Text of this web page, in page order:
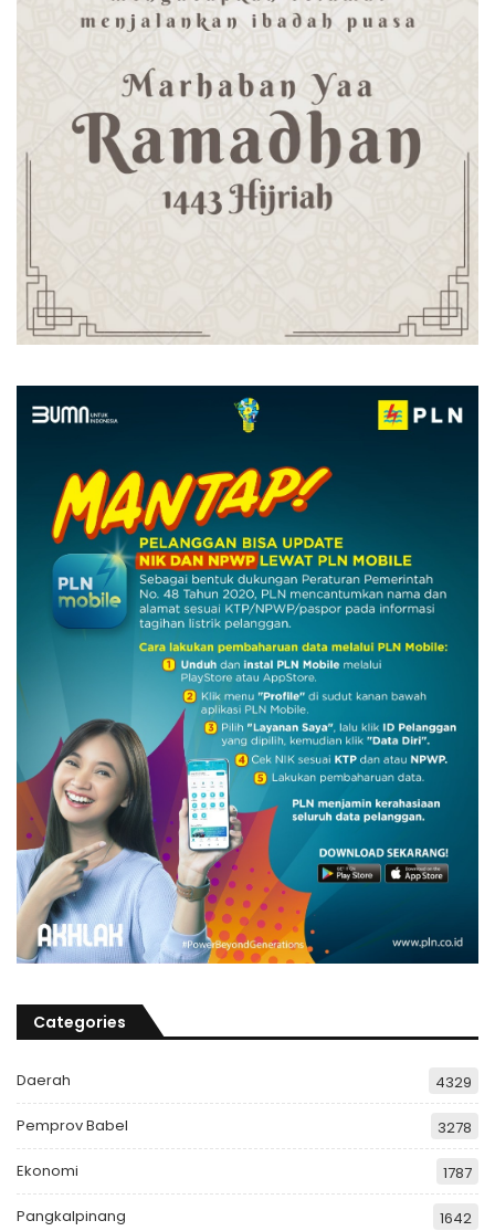
Categories
Daerah 4329
Pemprov Babel 3278
Ekonomi 1787
Pangkalpinang 1642